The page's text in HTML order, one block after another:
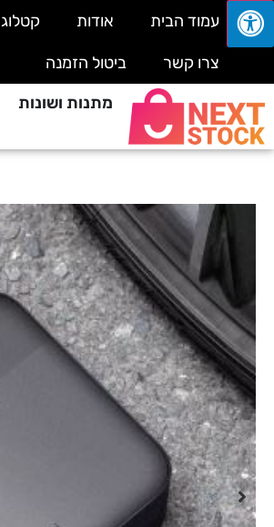
עמוד הבית אודות קטלוג
צרו קשר
ביטול הזמנה
מתנות ושונות